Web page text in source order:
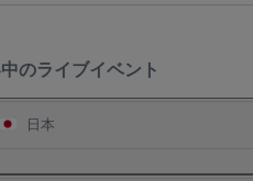
のライブイベント
日本